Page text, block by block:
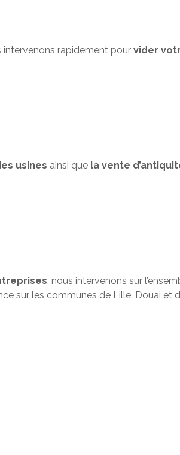
intervenons rapidement pour vider
usines ainsi que la vente
, nous intervenons sur
sur les communes de Lille, Douai